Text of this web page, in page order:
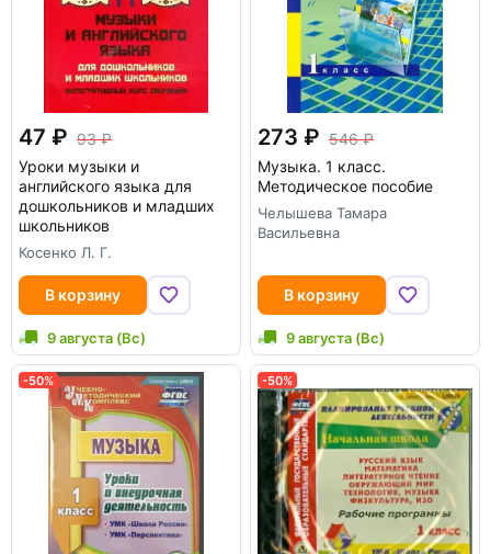
47
93
Уроки музыки и
английского языка для
дошкольников и младших
школьников
Косенко Л. Г.
В корзину
9 августа (Вс)
273
546
Музыка. 1 класс.
Методическое пособие
Челышева Тамара
Васильевна
В корзину
9 августа (Вс)
-50% -50%